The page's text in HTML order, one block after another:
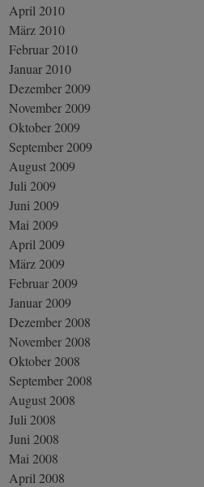
April 2010
März 2010
Februar 2010
Januar 2010
Dezember 2009
November 2009
Oktober 2009
September 2009
August 2009
Juli 2009
Juni 2009
Mai 2009
April 2009
März 2009
Februar 2009
Januar 2009
Dezember 2008
November 2008
Oktober 2008
September 2008
August 2008
Juli 2008
Juni 2008
Mai 2008
April 2008